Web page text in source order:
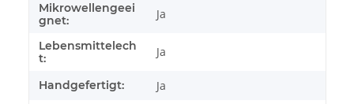
Mikrowellengeei
gnet:
Ja
Lebensmittelech
t:
Ja
Handgefertigt: Ja